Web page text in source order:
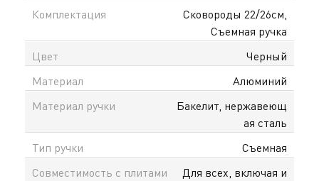
Комплектация
Сковороды 22/26см,
Съемная ручка
Цвет
Черный
Материал
Алюминий
Материал ручки
Бакелит, нержавеющ
ая сталь
Тип ручки
Съемная
Совместимость с плитами
Для всех, включая и